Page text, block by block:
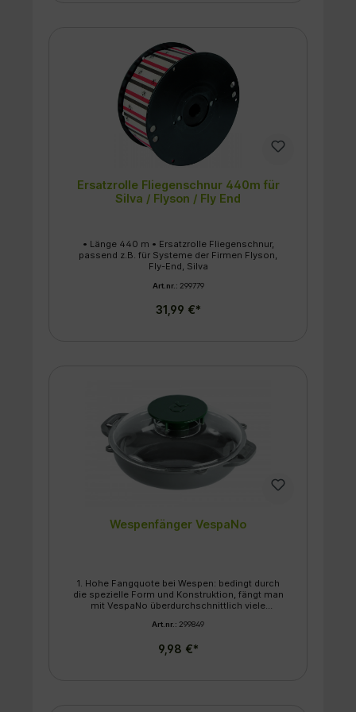
Selbstmontage – ideal für den Stall ✔
Ersatzrollen können problemlos nachgerüstet
werden
Ersatzrolle Fliegenschnur 440m für
Silva / Flyson / Fly End
• Länge 440 m • Ersatzrolle Fliegenschnur,
passend z.B. für Systeme der Firmen Flyson,
Fly-End, Silva
Art.nr.: 299779
31,99 €*
Wespenfänger VespaNo
1. Hohe Fangquote bei Wespen: bedingt durch
die spezielle Form und Konstruktion, fängt man
mit VespaNo überdurchschnittlich viele
anlockbare Insekten. 2. Absoluter
30 Jahren Erfahrung, dem der Bienenschutz
Art.nr.: 299849
9,98 €*